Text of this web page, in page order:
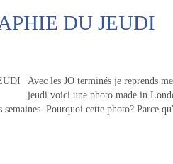
DU JEUDI
Avec les JO terminés je reprends
jeudi voici une photo made in
Pourquoi cette photo? Parce